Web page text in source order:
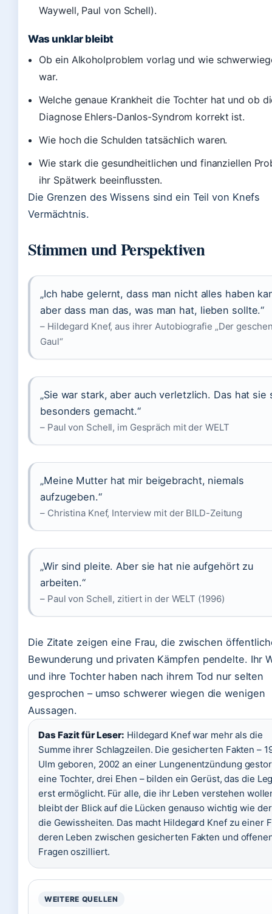
Waywell, Paul von Schell).
Was unklar bleibt
Ob ein Alkoholproblem vorlag und wie
war.
Welche genaue Krankheit die Tochter hat und ob
Diagnose Ehlers-Danlos-Syndrom korrekt ist.
Wie hoch die Schulden tatsächlich waren.
Wie stark die gesundheitlichen und finanziellen
ihr Spätwerk beeinflussten.
Die Grenzen des Wissens sind ein Teil von Knefs
Vermächtnis.
Stimmen und Perspektiven
„Ich habe gelernt, dass man nicht alles haben
aber dass man das, was man hat, lieben sollte.“
– Hildegard Knef, aus ihrer Autobiografie „Der
Gaul“
„Sie war stark, aber auch verletzlich. Das hat sie
besonders gemacht.“
– Paul von Schell, im Gespräch mit der WELT
„Meine Mutter hat mir beigebracht, niemals
aufzugeben.“
– Christina Knef, Interview mit der BILD-Zeitung
„Wir sind pleite. Aber sie hat nie aufgehört zu
arbeiten.“
– Paul von Schell, zitiert in der WELT (1996)
Die Zitate zeigen eine Frau, die zwischen
Bewunderung und privaten Kämpfen pendelte. Ihr
und ihre Tochter haben nach ihrem Tod nur selten
gesprochen – umso schwerer wiegen die wenigen
Aussagen.
Das Fazit für Leser: Hildegard Knef war mehr als die
Summe ihrer Schlagzeilen. Die gesicherten Fakten –
Ulm geboren, 2002 an einer Lungenentzündung
eine Tochter, drei Ehen – bilden ein Gerüst, das die
erst ermöglicht. Für alle, die ihr Leben verstehen
bleibt der Blick auf die Lücken genauso wichtig wie
die Gewissheiten. Das macht Hildegard Knef zu einer
deren Leben zwischen gesicherten Fakten und
Fragen oszilliert.
WEITERE QUELLEN